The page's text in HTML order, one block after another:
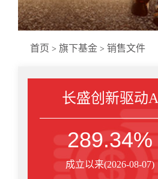
首页 > 旗下基金 > 销售文件
长盛创新驱动A
289.34%
成立以来(2026-08-07)